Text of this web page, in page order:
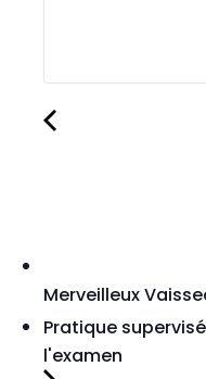
Merveilleux
Pratique
l'examen